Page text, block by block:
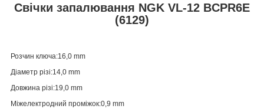
Свічки запалювання NGK VL-12 BCPR6E
(6129)
Розчин ключа:16,0 mm
Діаметр різі:14,0 mm
Довжина різі:19,0 mm
Міжелектродний проміжок:0,9 mm